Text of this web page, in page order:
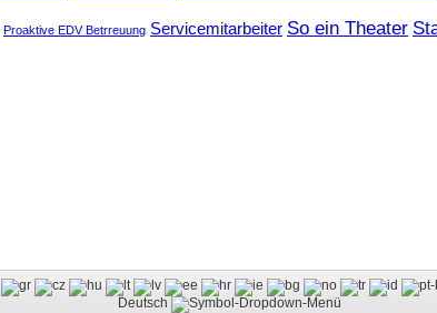
Proaktive EDV Betrreuung Servicemitarbeiter So ein Theater
Deutsch